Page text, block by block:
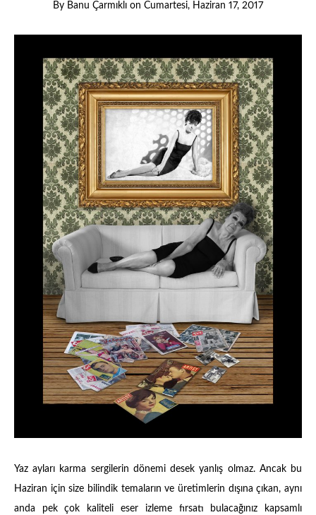
By Banu Çarmıklı on Cumartesi, Haziran 17, 2017
Yaz ayları karma sergilerin dönemi desek yanlış olmaz. Ancak bu
Haziran için size bilindik temaların ve üretimlerin dışına çıkan, aynı
anda pek çok kaliteli eser izleme fırsatı bulacağınız kapsamlı